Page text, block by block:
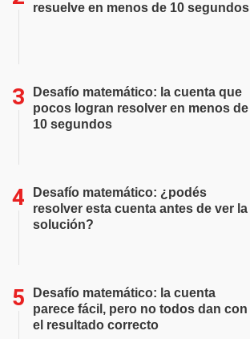
resuelve en menos de 10 segundos
Desafío matemático: la cuenta que
pocos logran resolver en menos de
10 segundos
Desafío matemático: ¿podés
resolver esta cuenta antes de ver la
solución?
Desafío matemático: la cuenta
parece fácil, pero no todos dan con
el resultado correcto